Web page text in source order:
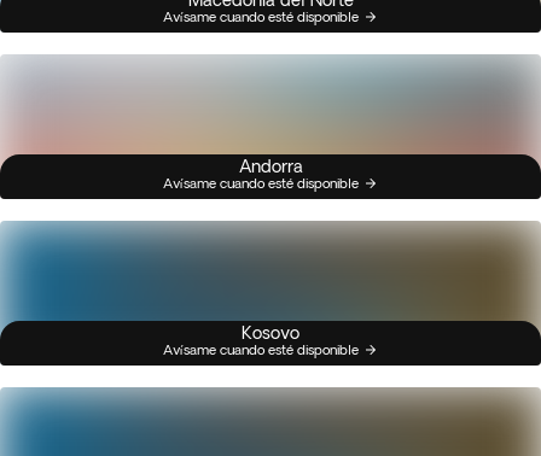
Avísame cuando esté disponible
Andorra
Avísame cuando esté disponible
Kosovo
Avísame cuando esté disponible